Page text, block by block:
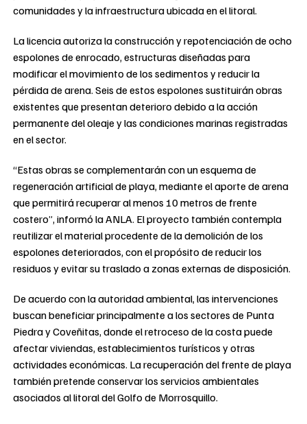
comunidades y la infraestructura ubicada en el litoral.
La licencia autoriza la construcción y repotenciación de ocho
espolones de enrocado, estructuras diseñadas para
modificar el movimiento de los sedimentos y reducir la
pérdida de arena. Seis de estos espolones sustituirán obras
existentes que presentan deterioro debido a la acción
permanente del oleaje y las condiciones marinas registradas
en el sector.
“Estas obras se complementarán con un esquema de
regeneración artificial de playa, mediante el aporte de arena
que permitirá recuperar al menos 10 metros de frente
costero”, informó la ANLA. El proyecto también contempla
reutilizar el material procedente de la demolición de los
espolones deteriorados, con el propósito de reducir los
residuos y evitar su traslado a zonas externas de disposición.
De acuerdo con la autoridad ambiental, las intervenciones
buscan beneficiar principalmente a los sectores de Punta
Piedra y Coveñitas, donde el retroceso de la costa puede
afectar viviendas, establecimientos turísticos y otras
actividades económicas. La recuperación del frente de playa
también pretende conservar los servicios ambientales
asociados al litoral del Golfo de Morrosquillo.